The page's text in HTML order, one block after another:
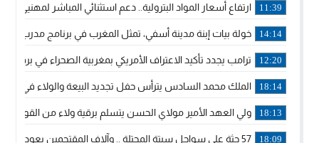
11:39 ارتفاع أسعار المواد البترولية.. دعم استثنائي المباشر لمهنيي
14:14 خولة بيات إبنة مدينة أسفي، تمثل المغرب في برنامج مدرب
12:20 ترامب يجدد تأكيد الاعتراف الأمريكي بمغربية الصحراء في برقية
18:14 الملك محمد السادس يترأس حفل تجديد البيعة والولاء في
18:13 ولي العهد الأمير مولاي الحسن يتسلم برقية ولاء من القوات
18:09 57 جثة على سواحل سبتة المحتلة .. وآلاف المقتحمين يعودون إلى المغرب